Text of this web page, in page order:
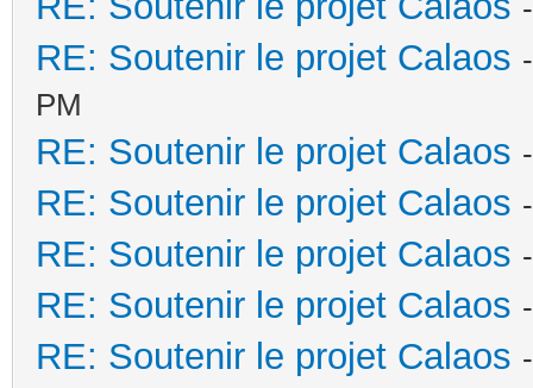
RE: Soutenir le projet Calaos
PM
RE: Soutenir le projet Calaos
RE: Soutenir le projet Calaos
RE: Soutenir le projet Calaos
RE: Soutenir le projet Calaos
RE: Soutenir le projet Calaos